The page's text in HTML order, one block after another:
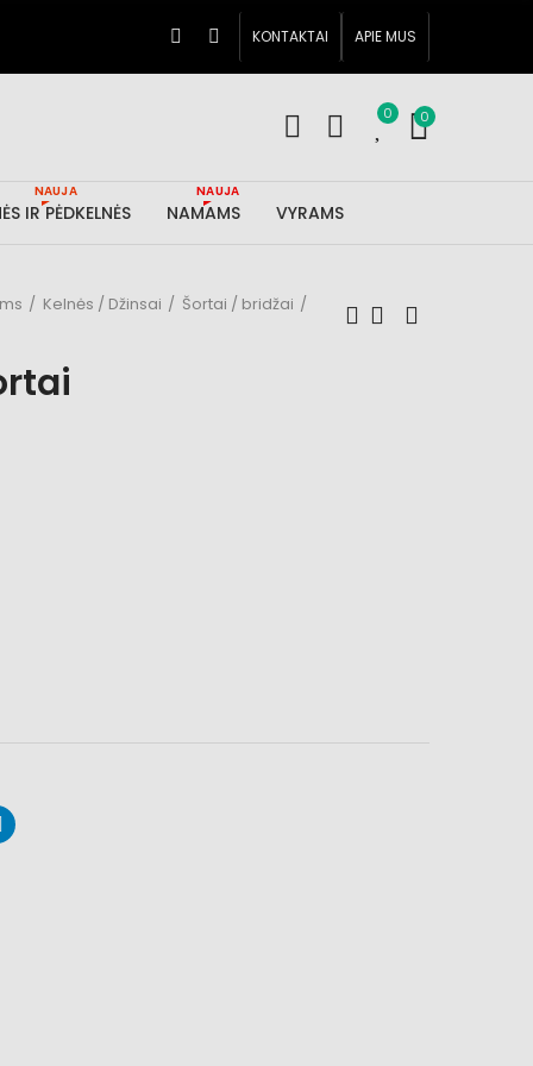
KONTAKTAI APIE MUS
0 0
IR PĖDKELNĖS
NAUJA
NAMAMS
NAUJA
VYRAMS
Kelnės / Džinsai Šortai / bridžai